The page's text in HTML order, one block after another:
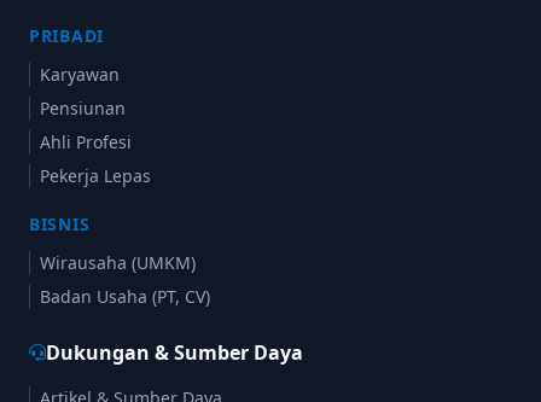
PRIBADI
Karyawan
Pensiunan
Ahli Profesi
Pekerja Lepas
BISNIS
Wirausaha (UMKM)
Badan Usaha (PT, CV)
Dukungan & Sumber Daya